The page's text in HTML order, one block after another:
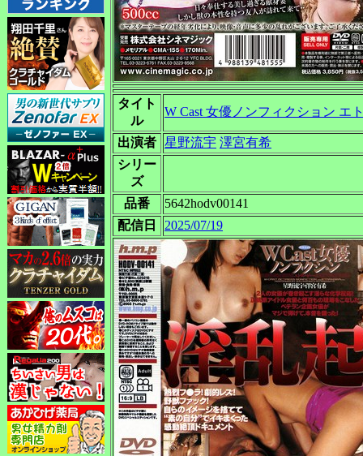
タイト
ル
W Cast 女優ノンフィクション エ
出演者 星野流宇 澤宮有希
シリー
ズ
品番
5642hodv00141
配信日
2025/07/19